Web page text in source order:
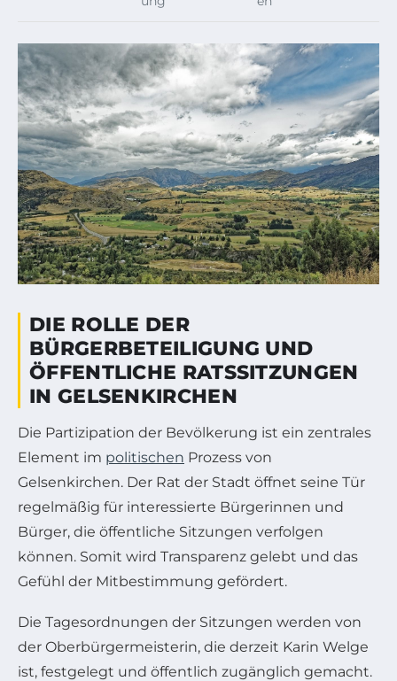
DIE ROLLE DER
BÜRGERBETEILIGUNG UND
ÖFFENTLICHE RATSSITZUNGEN
IN GELSENKIRCHEN
Die Partizipation der Bevölkerung ist ein zentrales
Element im politischen Prozess von
Gelsenkirchen. Der Rat der Stadt öffnet seine Tür
regelmäßig für interessierte Bürgerinnen und
Bürger, die öffentliche Sitzungen verfolgen
können. Somit wird Transparenz gelebt und das
Gefühl der Mitbestimmung gefördert.
Die Tagesordnungen der Sitzungen werden von
der Oberbürgermeisterin, die derzeit Karin Welge
ist, festgelegt und öffentlich zugänglich gemacht.